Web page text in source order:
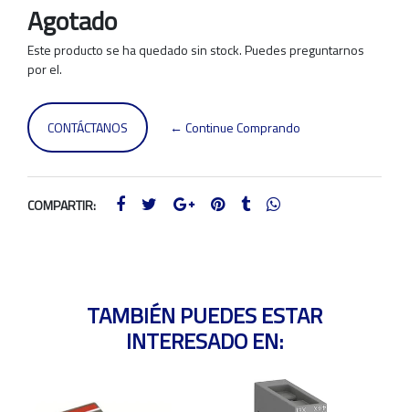
Agotado
Este producto se ha quedado sin stock. Puedes preguntarnos
por el.
CONTÁCTANOS ← Continue Comprando
COMPARTIR:
TAMBIÉN PUEDES ESTAR
INTERESADO EN: